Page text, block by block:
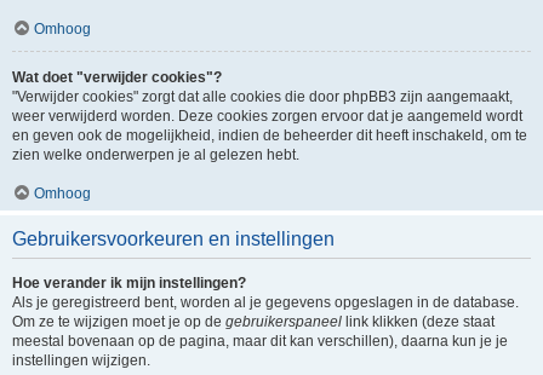
Omhoog
Wat doet "verwijder cookies"?
"Verwijder cookies" zorgt dat alle cookies die door phpBB3 zijn aangemaakt,
weer verwijderd worden. Deze cookies zorgen ervoor dat je aangemeld wordt
en geven ook de mogelijkheid, indien de beheerder dit heeft inschakeld, om te
zien welke onderwerpen je al gelezen hebt.
Omhoog
Gebruikersvoorkeuren en instellingen
Hoe verander ik mijn instellingen?
Als je geregistreerd bent, worden al je gegevens opgeslagen in de database.
Om ze te wijzigen moet je op de gebruikerspaneel link klikken (deze staat
meestal bovenaan op de pagina, maar dit kan verschillen), daarna kun je je
instellingen wijzigen.